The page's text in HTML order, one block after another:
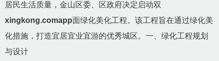
居民生活质量，金山区委、区政府决定启动双
xingkong.comapp面绿化美化工程。该工程旨在通过绿化美
化措施，打造宜居宜业宜游的优秀城区。一、绿化工程规划
与设计